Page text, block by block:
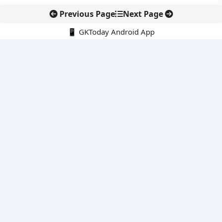
Previous Page Next Page
📱 GKToday Android App